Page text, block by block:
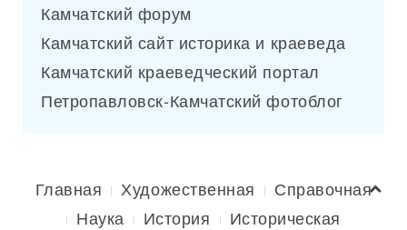
Камчатский форум
Камчатский сайт историка и краеведа
Камчатский краеведческий портал
Петропавловск-Камчатский фотоблог
Главная Художественная
Справочная
Наука
История
Историческая